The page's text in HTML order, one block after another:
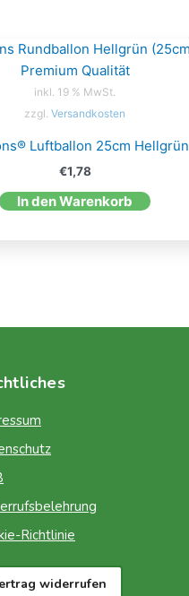
inkl. 19 % MwSt.
zzgl. Versandkosten
Luftballon 25cm Hellgrün
€1,78
In den Warenkorb
Richtlinie
widerrufen